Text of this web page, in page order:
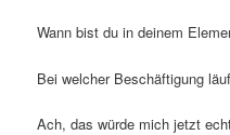
Wann bist du in deinem
Bei welcher Beschäftigung
Ach, das würde mich jetzt